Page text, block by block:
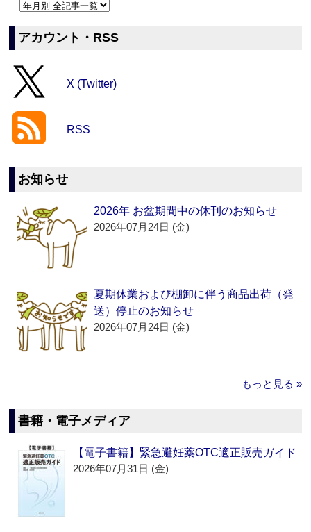
アカウント・RSS
X (Twitter)
RSS
お知らせ
2026年 お盆期間中の休刊のお知らせ
2026年07月24日 (金)
夏期休業および棚卸に伴う商品出荷（発
送）停止のお知らせ
2026年07月24日 (金)
もっと見る »
書籍・電子メディア
【電子書籍】緊急避妊薬OTC適正販売ガイド
2026年07月31日 (金)